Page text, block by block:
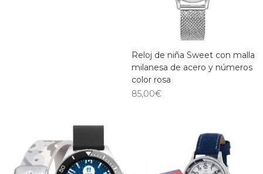
Reloj de niña Sweet con malla
milanesa de acero y números
color rosa
85,00€